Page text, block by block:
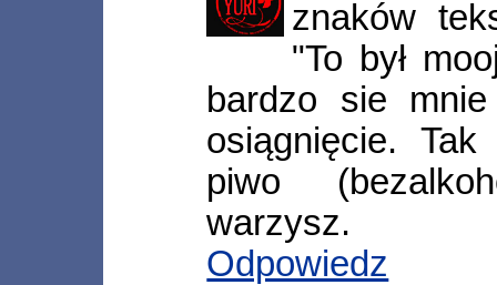
znaków
"To był
bardzo sie
osiągnięcie.
piwo
warzysz.
Odpowiedz